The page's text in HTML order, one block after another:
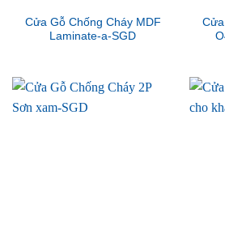
Cửa Gỗ Chống Cháy MDF
Laminate-a-SGD